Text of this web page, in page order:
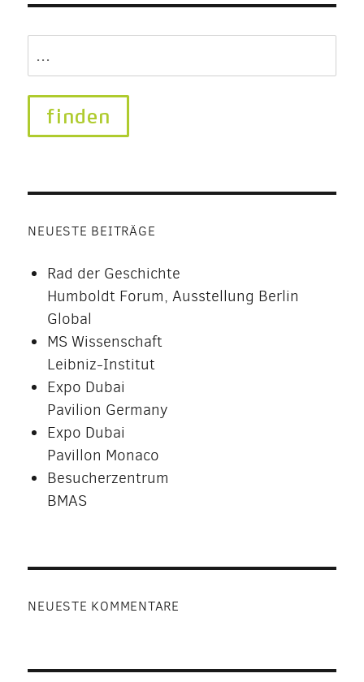
for:
NEUESTE BEITRÄGE
Rad der Geschichte
Humboldt Forum, Ausstellung Berlin
Global
MS Wissenschaft
Leibniz-Institut
Expo Dubai
Pavilion Germany
Expo Dubai
Pavillon Monaco
Besucherzentrum
BMAS
NEUESTE KOMMENTARE